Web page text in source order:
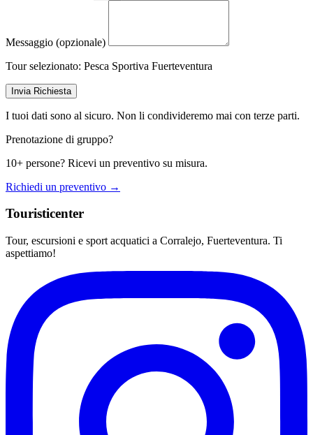
Messaggio (opzionale)
Tour selezionato: Pesca Sportiva Fuerteventura
Invia Richiesta
I tuoi dati sono al sicuro. Non li condivideremo mai con terze parti.
Prenotazione di gruppo?
10+ persone? Ricevi un preventivo su misura.
Richiedi un preventivo →
Touristicenter
Tour, escursioni e sport acquatici a Corralejo, Fuerteventura. Ti
aspettiamo!